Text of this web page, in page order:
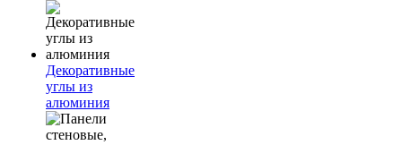
Декоративные
углы из
алюминия